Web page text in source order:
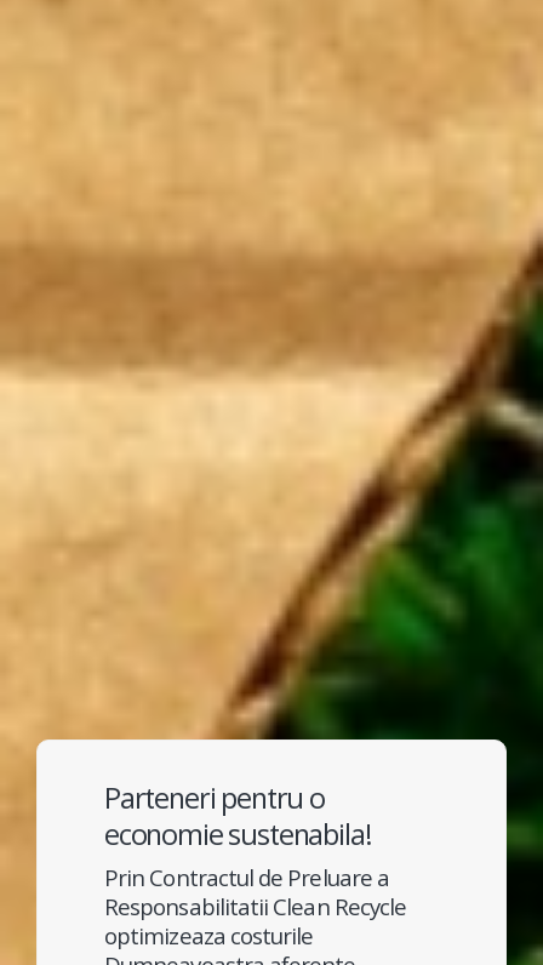
Parteneri pentru o
economie sustenabila!
Prin Contractul de Preluare a
Responsabilitatii Clean Recycle
optimizeaza costurile